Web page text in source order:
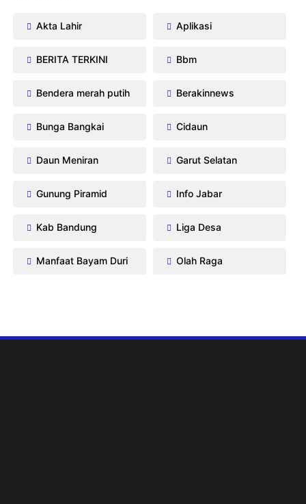
Akta Lahir Aplikasi
BERITA TERKINI Bbm
Bendera merah putih Berakinnews
Bunga Bangkai Cidaun
Daun Meniran Garut Selatan
Gunung Piramid Info Jabar
Kab Bandung Liga Desa
Manfaat Bayam Duri Olah Raga